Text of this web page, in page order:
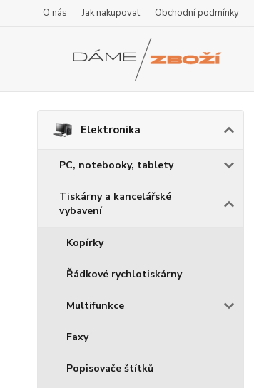
O nás Jak nakupovat Obchodní podmínky
Elektronika
PC, notebooky, tablety
Tiskárny a kancelářské
vybavení
Kopírky
Řádkové rychlotiskárny
Multifunkce
Faxy
Popisovače štítků